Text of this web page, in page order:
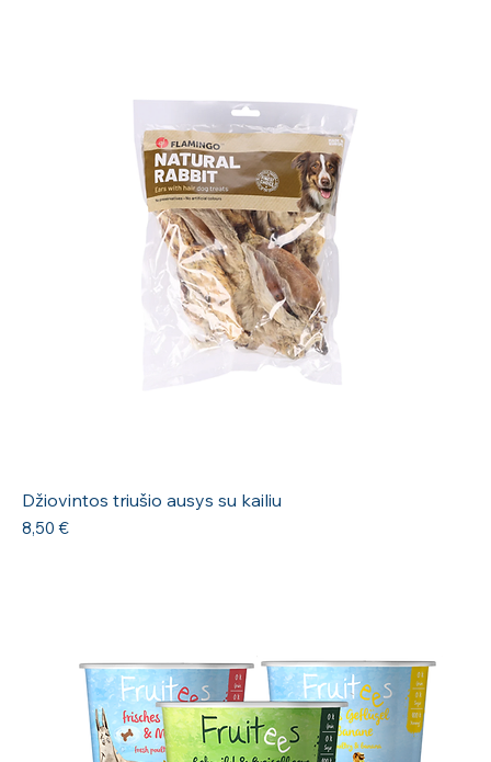
Džiovintos triušio ausys su kailiu
Kaina
8,50 €